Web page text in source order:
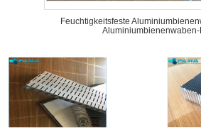
Feuchtigkeitsfeste
Aluminiumbienenwaben-